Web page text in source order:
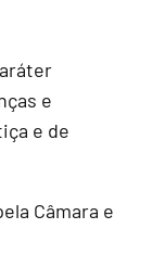
e
e de
Câmara e